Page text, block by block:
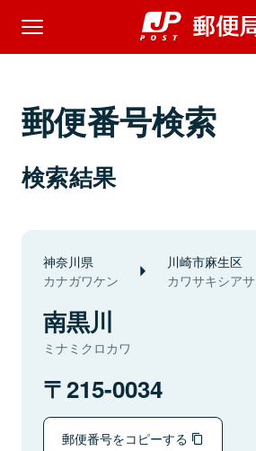
郵便番号検索
検索結果
神奈川県
カナガワケン
川崎市麻生区
カワサキシア
南黒川
ミナミクロカワ
215-0034
郵便番号をコピーする